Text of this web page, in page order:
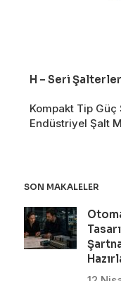
H – Seri
Kompakt Tip
Endüstriyel Şalt
SON MAKALELER